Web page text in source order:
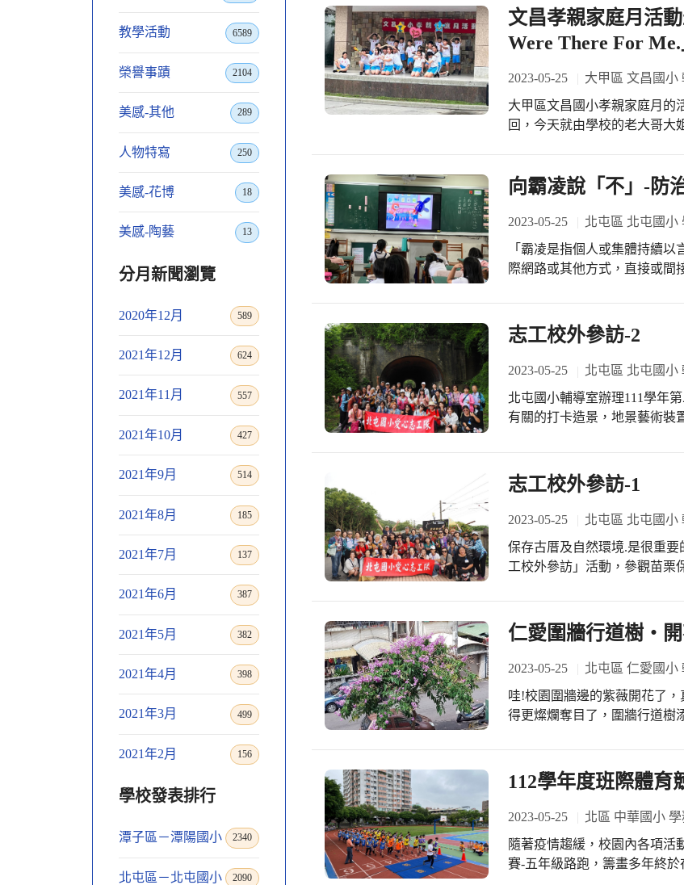
教學活動 6589
榮譽事蹟 2104
美感-其他 289
人物特寫 250
美感-花博 18
美感-陶藝 13
分月新聞瀏覽
2020年12月 589
2021年12月 624
2021年11月 557
2021年10月 427
2021年9月 514
2021年8月 185
2021年7月 137
2021年6月 387
2021年5月 382
2021年4月 398
2021年3月 499
2021年2月 156
學校發表排行
潭子區－潭陽國小 2340
北屯區－北屯國小 2090
護自己，向霸凌說「不」！
文昌孝親家庭月活
Were There For
2023-05-25 大甲區 文昌國小
大甲區文昌國小孝親家庭月的
回，今天就由學校的老大哥大
述許多在成長的過程中，會遇
Me.」，無論是什麼情景，他
友，尤其是在青春期階段，
家庭，相反的，家人無條件的溫暖
克風的「大歌星」，站在舞台
身為畢業班的導師們，看到學
現，都感到很欣慰，在畢業前
對家人表達感謝的表演中，他
多未知的挑戰。 《六年級》表演影片連結網址 https://www.youtube.com/playlist?
向霸凌說「不」-防
2023-05-25 北屯區 北屯國小
「霸凌是指個人或集體持續
際網路或其他方式，直接或間
志工校外參訪-2
2023-05-25 北屯區 北屯國小
北屯國小輔導室辦理111學年
有關的打卡造景，地景藝術裝
志工校外參訪-1
2023-05-25 北屯區 北屯國小
保存古厝及自然環境.是很重
工校外參訪」活動，參觀苗栗
仁愛圍牆行道樹‧
2023-05-25 北屯區 仁愛國小
哇!校園圍牆邊的紫薇開花了，真漂亮! 聽說早就開花了，這幾天雨
得更燦爛奪目了，圍牆行道樹
內這些是紫薇花，真是花癡!
結果植物標示牌:紫薇枝葉扶疏
牆就在學校祕密花園的外面，
別將紫薇盛開情景在群組分享
要據點之一，讓社區居民也能趁著花開
然，就連人行道上的紫薇開花
112學年度班際體育
2023-05-25 北區 中華國小
隨著疫情趨緩，校園內各項活
賽-五年級路跑，籌畫多年終